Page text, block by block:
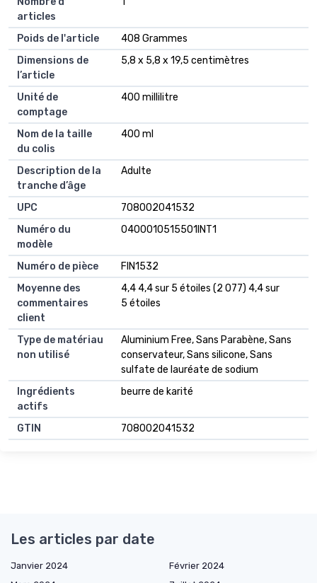
articles
Poids de l'article
408 Grammes
Dimensions de
l’article
5,8 x 5,8 x 19,5 centimètres
Unité de
comptage
400 millilitre
Nom de la taille
du colis
400 ml
Description de la
tranche d’âge
Adulte
UPC
708002041532
Numéro du
modèle
0400010515501INT1
Numéro de pièce
FIN1532
Moyenne des
commentaires
client
4,4 4,4 sur 5 étoiles (2 077) 4,4 sur
5 étoiles
Type de matériau
non utilisé
Aluminium Free, Sans Parabène, Sans
conservateur, Sans silicone, Sans
sulfate de lauréate de sodium
Ingrédients
actifs
beurre de karité
GTIN 708002041532
Les articles par date
Janvier 2024
Février 2024